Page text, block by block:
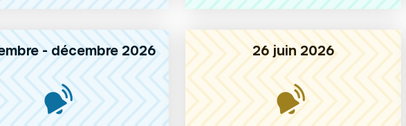
- décembre 2026 26 juin 2026